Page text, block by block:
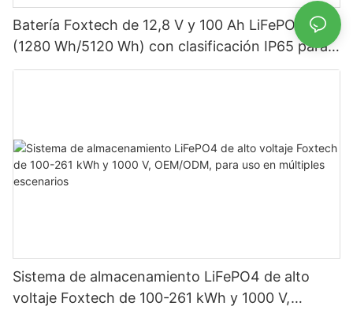
Batería Foxtech de 12,8 V y 100 Ah LiFePO4
(1280 Wh/5120 Wh) con clasificación IP65 para
almacenamiento de energía en sistemas solares
Sistema de almacenamiento LiFePO4 de alto
voltaje Foxtech de 100-261 kWh y 1000 V,